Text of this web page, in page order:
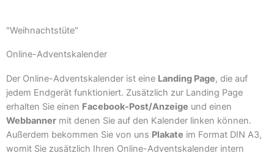
"Weihnachtstüte"
Online-Adventskalender
Der Online-Adventskalender ist eine Landing Page, die auf
jedem Endgerät funktioniert. Zusätzlich zur Landing Page
erhalten Sie einen Facebook-Post/Anzeige und einen
Webbanner mit denen Sie auf den Kalender linken können.
Außerdem bekommen Sie von uns Plakate im Format DIN A3,
womit Sie zusätzlich Ihren Online-Adventskalender intern